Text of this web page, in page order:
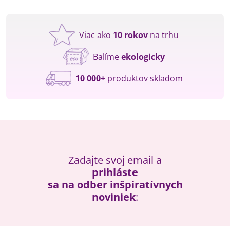
Viac ako 10 rokov na trhu
Balímeekologicky
10 000+produktov skladom
Zadajte svoj email a
prihláste
sa na odber inšpiratívnych
noviniek: